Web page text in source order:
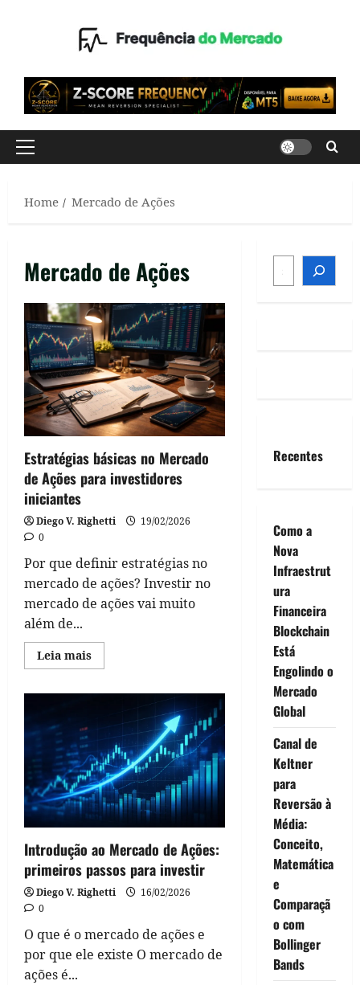
Primary
Home
Mercado de Ações
Mercado de Ações
Estratégias básicas no Mercado
de Ações para investidores
iniciantes
Diego V. Righetti
19/02/2026
0
Por que definir estratégias no
mercado de ações? Investir no
mercado de ações vai muito
além de...
Leia maisRead
more
Mercado
Ações
para
investidores
iniciantes
Introdução ao Mercado de Ações:
primeiros passos para investir
Diego V. Righetti
16/02/2026
0
O que é o mercado de ações e
por que ele existe O mercado de
ações é...
Recentes
Como a
Nova
Infraestrut
ura
Financeira
Blockchain
Está
Engolindo o
Mercado
Global
Canal de
Keltner
para
Reversão à
Média:
Conceito,
Matemática
e
Comparaçã
o com
Bollinger
Bands